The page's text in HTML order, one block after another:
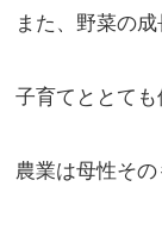
また、野菜の
子育てととても
農業は母性その